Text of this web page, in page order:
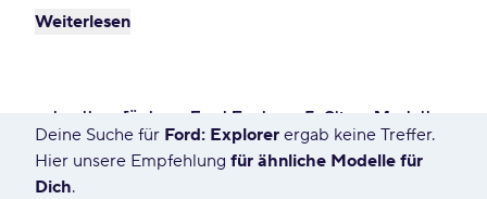
Angebot sichern – schon ab - €/mtl.!
Weiterlesen
schnell verfügbare Ford Explorer 5-Sitzer Modelle
172 Angebote für Deine Suche
Deine Suche für Ford: Explorer ergab keine Treffer.
Hier unsere Empfehlung für ähnliche Modelle für
Dich.